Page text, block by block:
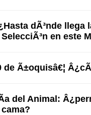
dÃ³nde llega
SelecciÃ³n en este
de Ã±oquisâ€¦
del Animal:
cama?